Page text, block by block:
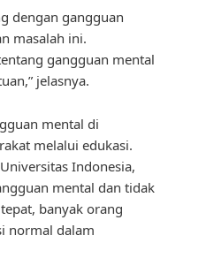
dengan gangguan
masalah ini.
gangguan mental
jelasnya.
mental di
melalui edukasi.
Indonesia,
mental dan tidak
banyak orang
normal dalam